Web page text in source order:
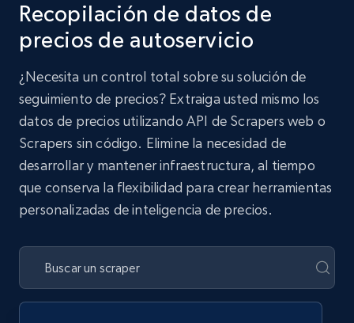
Recopilación de datos de
precios de autoservicio
¿Necesita un control total sobre su solución de
seguimiento de precios? Extraiga usted mismo los
datos de precios utilizando API de Scrapers web o
Scrapers sin código. Elimine la necesidad de
desarrollar y mantener infraestructura, al tiempo
que conserva la flexibilidad para crear herramientas
personalizadas de inteligencia de precios.